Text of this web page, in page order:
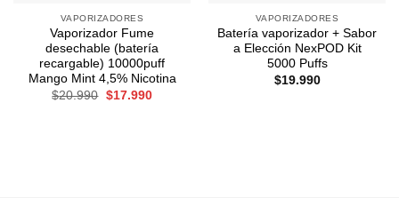
VAPORIZADORES
Vaporizador Fume
desechable (batería
recargable) 10000puff
Mango Mint 4,5% Nicotina
$20.990 El
$17.990El
VAPORIZADORES
Batería vaporizador + Sabor
a Elección NexPOD Kit
5000 Puffs
$19.990